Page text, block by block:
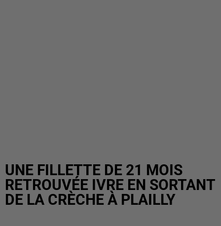
UNE FILLETTE DE 21 MOIS
RETROUVÉE IVRE EN SORTANT
DE LA CRÈCHE À PLAILLY